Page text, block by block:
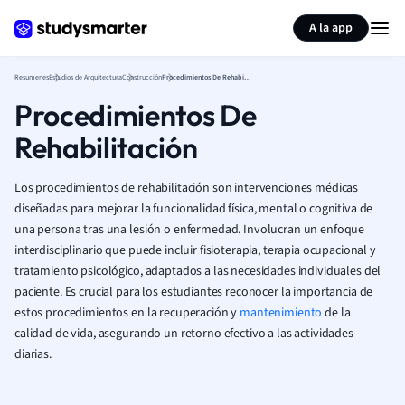
A la app
ResumenesEstudios de ArquitecturaConstrucción Procedimientos De Rehabilitación
Procedimientos De
Rehabilitación
Los procedimientos de rehabilitación son intervenciones médicas
diseñadas para mejorar la funcionalidad física, mental o cognitiva de
una persona tras una lesión o enfermedad. Involucran un enfoque
interdisciplinario que puede incluir fisioterapia, terapia ocupacional y
tratamiento psicológico, adaptados a las necesidades individuales del
paciente. Es crucial para los estudiantes reconocer la importancia de
estos procedimientos en la recuperación y mantenimiento de la
calidad de vida, asegurando un retorno efectivo a las actividades
diarias.
Resumir página